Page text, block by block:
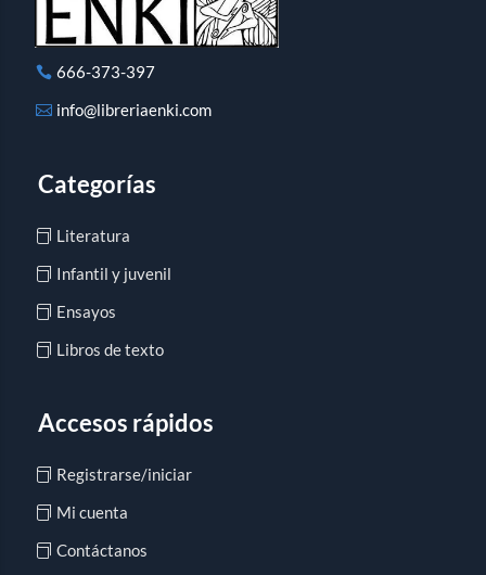
666-373-397
info@libreriaenki.com
Categorías
Literatura
Infantil y juvenil
Ensayos
Libros de texto
Accesos rápidos
Registrarse/iniciar
Mi cuenta
Contáctanos